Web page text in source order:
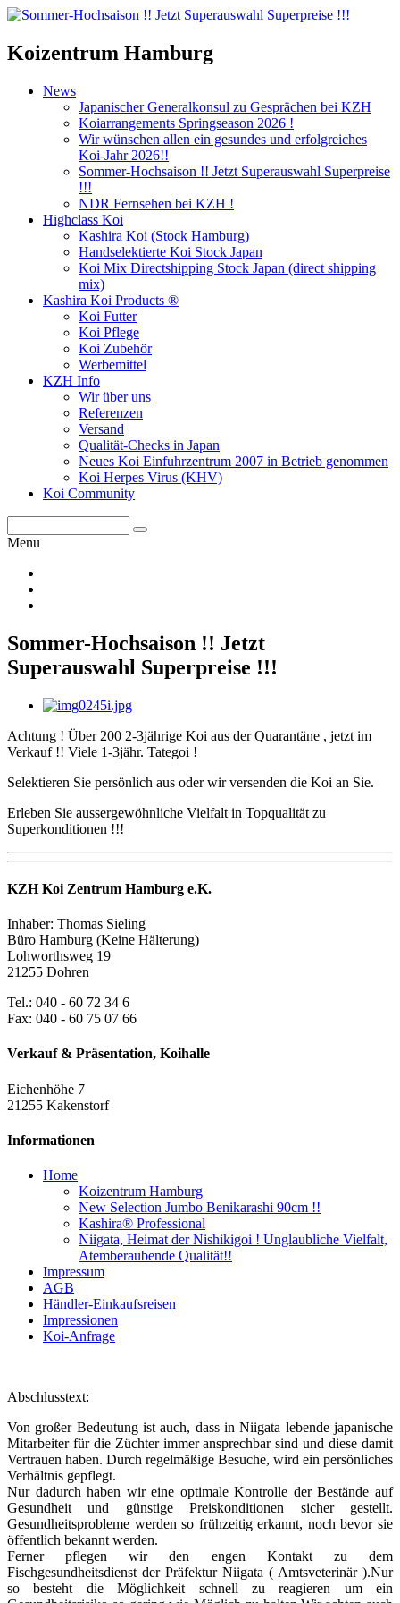
Koizentrum Hamburg
News
Japanischer Generalkonsul zu Gesprächen bei KZH
Koiarrangements Springseason 2026 !
Wir wünschen allen ein gesundes und erfolgreiches
Koi-Jahr 2026!!
Sommer-Hochsaison !! Jetzt Superauswahl Superpreise
!!!
NDR Fernsehen bei KZH !
Highclass Koi
Kashira Koi (Stock Hamburg)
Handselektierte Koi Stock Japan
Koi Mix Directshipping Stock Japan (direct shipping
mix)
Kashira Koi Products ®
Koi Futter
Koi Pflege
Koi Zubehör
Werbemittel
KZH Info
Wir über uns
Referenzen
Versand
Qualität-Checks in Japan
Neues Koi Einfuhrzentrum 2007 in Betrieb genommen
Koi Herpes Virus (KHV)
Koi Community
Menu
Sommer-Hochsaison !! Jetzt
Superauswahl Superpreise !!!
Achtung ! Über 200 2-3jährige Koi aus der Quarantäne , jetzt im
Verkauf !! Viele 1-3jähr. Tategoi !
Selektieren Sie persönlich aus oder wir versenden die Koi an Sie.
Erleben Sie aussergewöhnliche Vielfalt in Topqualität zu
Superkonditionen !!!
KZH Koi Zentrum Hamburg e.K.
Inhaber: Thomas Sieling
Büro Hamburg (Keine Hälterung)
Lohworthsweg 19
21255 Dohren
Tel.: 040 - 60 72 34 6
Fax: 040 - 60 75 07 66
Verkauf & Präsentation, Koihalle
Eichenhöhe 7
21255 Kakenstorf
Informationen
Home
Koizentrum Hamburg
New Selection Jumbo Benikarashi 90cm !!
Kashira® Professional
Niigata, Heimat der Nishikigoi ! Unglaubliche Vielfalt,
Atemberaubende Qualität!!
Impressum
AGB
Händler-Einkaufsreisen
Impressionen
Koi-Anfrage
Abschlusstext:
Von großer Bedeutung ist auch, dass in Niigata lebende japanische
Mitarbeiter für die Züchter immer ansprechbar sind und diese damit
Vertrauen haben. Durch regelmäßige Besuche, wird ein persönliches
Verhältnis gepflegt.
Nur dadurch haben wir eine optimale Kontrolle der Bestände auf
Gesundheit und günstige Preiskonditionen sicher gestellt.
Gesundheitsprobleme werden so frühzeitig erkannt, noch bevor sie
öffentlich bekannt werden.
Ferner pflegen wir den engen Kontakt zu dem
Fischgesundheitsdienst der Präfektur Niigata ( Amtsveterinär ).Nur
so besteht die Möglichkeit schnell zu reagieren um ein